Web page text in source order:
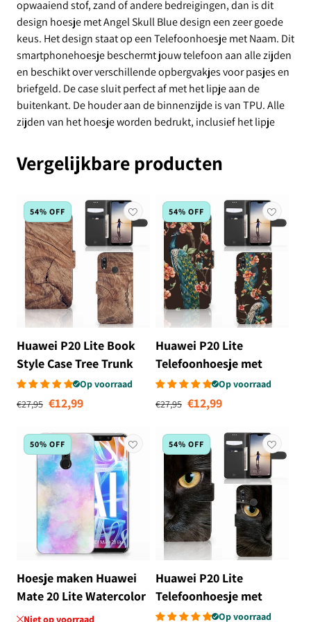
opwaaiend stof, zand of andere bedreigingen, dan is dit
design hoesje met Angel Skull Blue design een zeer goede
keus. Het design staat op een Telefoonhoesje met Naam. Dit
smartphonehoesje beschermt jouw telefoon aan alle zijden
en beschikt over verschillende opbergvakjes voor pasjes en
briefgeld. De case sluit perfect af met het lipje aan de
buitenkant. De houder aan de binnenzijde is van TPU. Alle
zijden van het hoesje worden bedrukt, inclusief het lipje
Vergelijkbare producten
54% OFF
Huawei P20 Lite Book
Style Case Tree Trunk
Op voorraad
Normale prijs
€27,95 Aanbiedingsprijs
€12,99
54% OFF
Huawei P20 Lite
Telefoonhoesje met
Pasjes Pauw met
Bloemen
Op voorraad
Normale prijs
€27,95 €12,99
50% OFF
Hoesje maken Huawei
Mate 20 Lite Watercolor
Light
Niet op voorraad
54% OFF
Huawei P20 Lite
Telefoonhoesje met
Pasjes Zwarte Kat
Op voorraad